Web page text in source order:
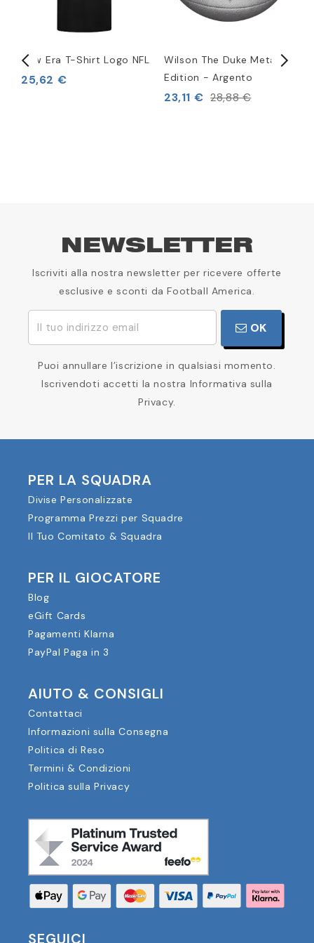
New Era T-Shirt Logo NFL
25,62 €
Wilson The Duke Metallic
Edition - Argento
23,11 € 28,88 €
NEWSLETTER
Iscriviti alla nostra newsletter per ricevere offerte
esclusive e sconti da Football America.
OK
Puoi annullare l’iscrizione in qualsiasi momento.
Iscrivendoti accetti la nostra Informativa sulla
Privacy.
PER LA SQUADRA
Divise Personalizzate
Programma Prezzi per Squadre
Il Tuo Comitato & Squadra
PER IL GIOCATORE
Blog
eGift Cards
Pagamenti Klarna
PayPal Paga in 3
AIUTO & CONSIGLI
Contattaci
Informazioni sulla Consegna
Politica di Reso
Termini & Condizioni
Politica sulla Privacy
SEGUICI